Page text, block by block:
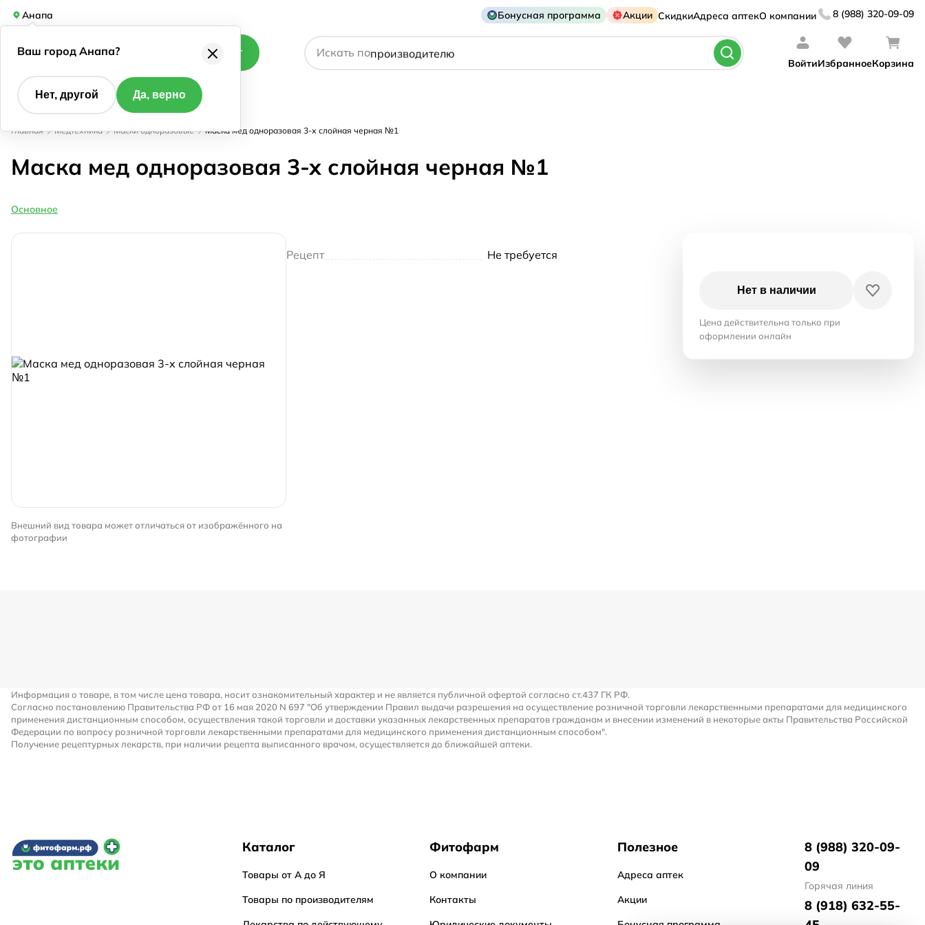
Анапа Бонусная программа Акции СкидкиАдреса аптекО компании 8 (988) 320-09-09
Каталог Искать по
действующему веществу
производителю
ВойтиИзбранноеКорзина
Главная Медтехника Маски одноразовые Маска мед одноразовая 3-х слойная черная №1
Маска мед одноразовая 3-х слойная черная №1
Основное
Внешний вид товара может отличаться от изображённого на
фотографии
Рецепт Не требуется
Нет в наличии
Цена действительна только при
оформлении онлайн
Информация о товаре, в том числе цена товара, носит ознакомительный характер и не является публичной офертой согласно ст.437 ГК РФ.
Согласно постановлению Правительства РФ от 16 мая 2020 N 697 "Об утверждении Правил выдачи разрешения на осуществление розничной торговли лекарственными препаратами для медицинского
применения дистанционным способом, осуществления такой торговли и доставки указанных лекарственных препаратов гражданам и внесении изменений в некоторые акты Правительства Российской
Федерации по вопросу розничной торговли лекарственными препаратами для медицинского применения дистанционным способом".
Получение рецептурных лекарств, при наличии рецепта выписанного врачом, осуществляется до ближайшей аптеки.
Каталог
Товары от А до Я
Товары по производителям
Фитофарм
О компании
Контакты
Полезное
Адреса аптек
Акции
8 (988) 320-09-
09
Горячая линия
8 (918) 632-55-
Ваш город Анапа?
Нет, другой Да, верно